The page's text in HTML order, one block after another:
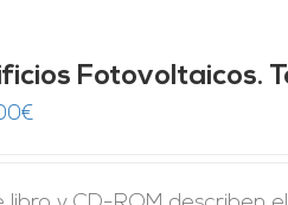
Fotovoltaicos.
€